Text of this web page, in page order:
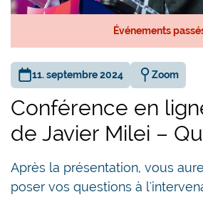
Événements
11. septembre 2024 Zoom
Conférence en
de Javier Milei –
Après la présentation, vous
poser vos questions à